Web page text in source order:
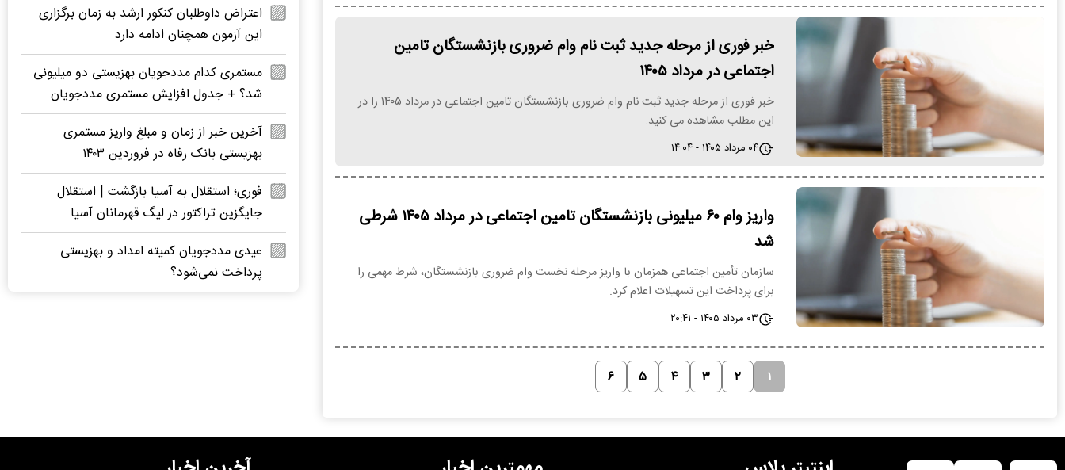
خبر فوری از مرحله جدید ثبت نام وام ضروری بازنشستگان تامین
اجتماعی در مرداد ۱۴۰۵
خبر فوری از مرحله جدید ثبت نام وام ضروری بازنشستگان تامین اجتماعی در مرداد ۱۴۰۵ را در
این مطلب مشاهده می کنید.
۰۴ مرداد ۱۴۰۵ - ۱۴:۰۴
واریز وام ۶۰ میلیونی بازنشستگان تامین اجتماعی در مرداد ۱۴۰۵ شرطی
شد
سازمان تأمین اجتماعی همزمان با واریز مرحله نخست وام ضروری بازنشستگان، شرط مهمی را
برای پرداخت این تسهیلات اعلام کرد.
۰۳ مرداد ۱۴۰۵ - ۲۰:۴۱
۱ ۲ ۳ ۴ ۵ ۶
اعتراض داوطلبان کنکور ارشد به زمان برگزاری
این آزمون همچنان ادامه دارد
مستمری کدام مددجویان بهزیستی دو میلیونی
شد؟ + جدول افزایش مستمری مددجویان
آخرین خبر از زمان و مبلغ واریز مستمری
بهزیستی بانک رفاه در فروردین ۱۴۰۳
فوری؛ استقلال به آسیا بازگشت | استقلال
جایگزین تراکتور در لیگ قهرمانان آسیا
عیدی مددجویان کمیته امداد و بهزیستی
پرداخت نمی‌شود؟